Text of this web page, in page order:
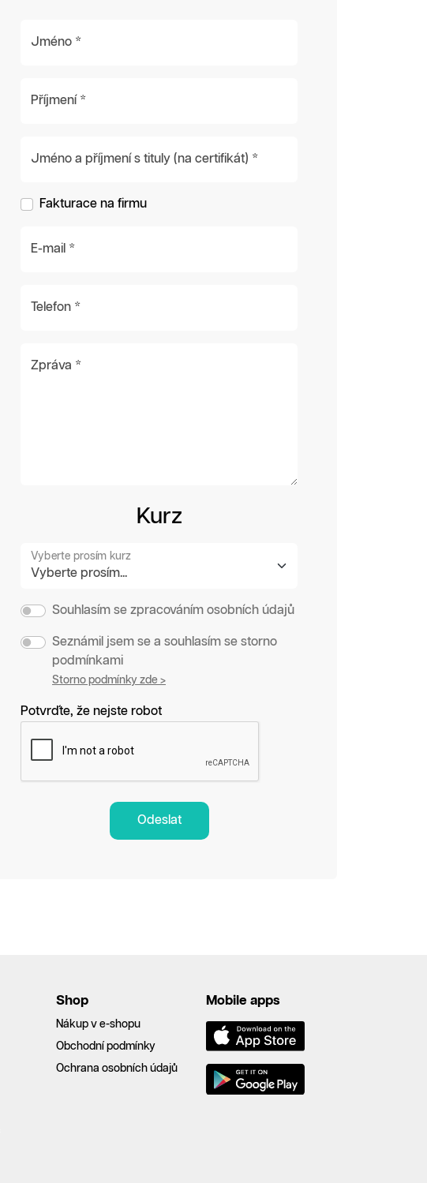
Jméno *
Příjmení *
Jméno a příjmení s tituly (na certifikát) *
Fakturace na firmu
E-mail *
Telefon *
Zpráva *
Kurz
Vyberte prosím kurz
Souhlasím se zpracováním osobních údajů
Seznámil jsem se a souhlasím se storno
podmínkami
Storno podmínky zde >
Potvrďte, že nejste robot
Odeslat
Shop
Nákup v e-shopu
Obchodní podmínky
Ochrana osobních údajů
Mobile apps